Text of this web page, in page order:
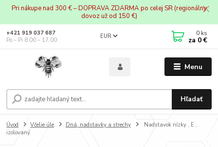
Pri nákupe nad 300 € – DOPRAVA ZDARMA po celej SR (regionálny
dovoz už od 150 €)
Menu
EUR
Hľadať
+421 919 037 687
Po – Pi 8:00 – 17:00
0 ks
za 0 €
Úvod Včelie úle Dná, nadstavky a strechy
Nadstavok nízky , E ,
izolovaný